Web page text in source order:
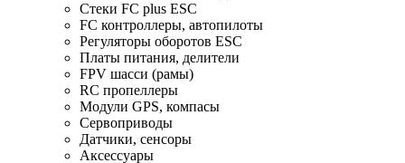
Стеки FC plus ESC
FC контроллеры, автопилоты
Регуляторы оборотов ESC
Платы питания, делители
FPV шасси (рамы)
RC пропеллеры
Модули GPS, компасы
Сервоприводы
Датчики, сенсоры
Аксессуары